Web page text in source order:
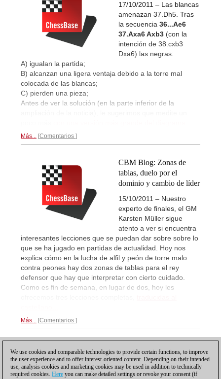
17/10/2011 – Las blancas
amenazan 37.Dh5. Tras
la secuencia 36...Ae6
37.Axa6 Axb3 (con la
intención de 38.cxb3
Dxa6) las negras:
A) igualan la partida;
B) alcanzan una ligera ventaja debido a la torre mal
colocada de las blancas;
C) pierden una pieza;
Antes de ver la solución (en la parte inferior de la
Más... Comentarios
CBM Blog: Zonas de
tablas, duelo por el
dominio y cambio de líder
15/10/2011 – Nuestro
experto de finales, el GM
Karsten Müller sigue
atento a ver si encuentra
interesantes lecciones que se puedan dar sobre sobre lo
que se ha jugado en partidas de actualidad. Hoy nos
explica cómo en la lucha de alfil y peón de torre malo
contra peones hay dos zonas de tablas para el rey
defensor que hay que interpretar con cierto cuidado.
Como es fin de semana, en lugar de dos, hoy les
Más... Comentarios
We use cookies and comparable technologies to provide certain functions, to improve
the user experience and to offer interest-oriented content. Depending on their intended
use, analysis cookies and marketing cookies may be used in addition to technically
required cookies. Here you can make detailed settings or revoke your consent (if